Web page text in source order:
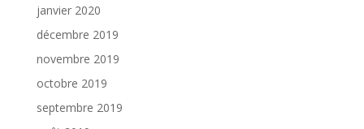
janvier 2020
décembre 2019
novembre 2019
octobre 2019
septembre 2019